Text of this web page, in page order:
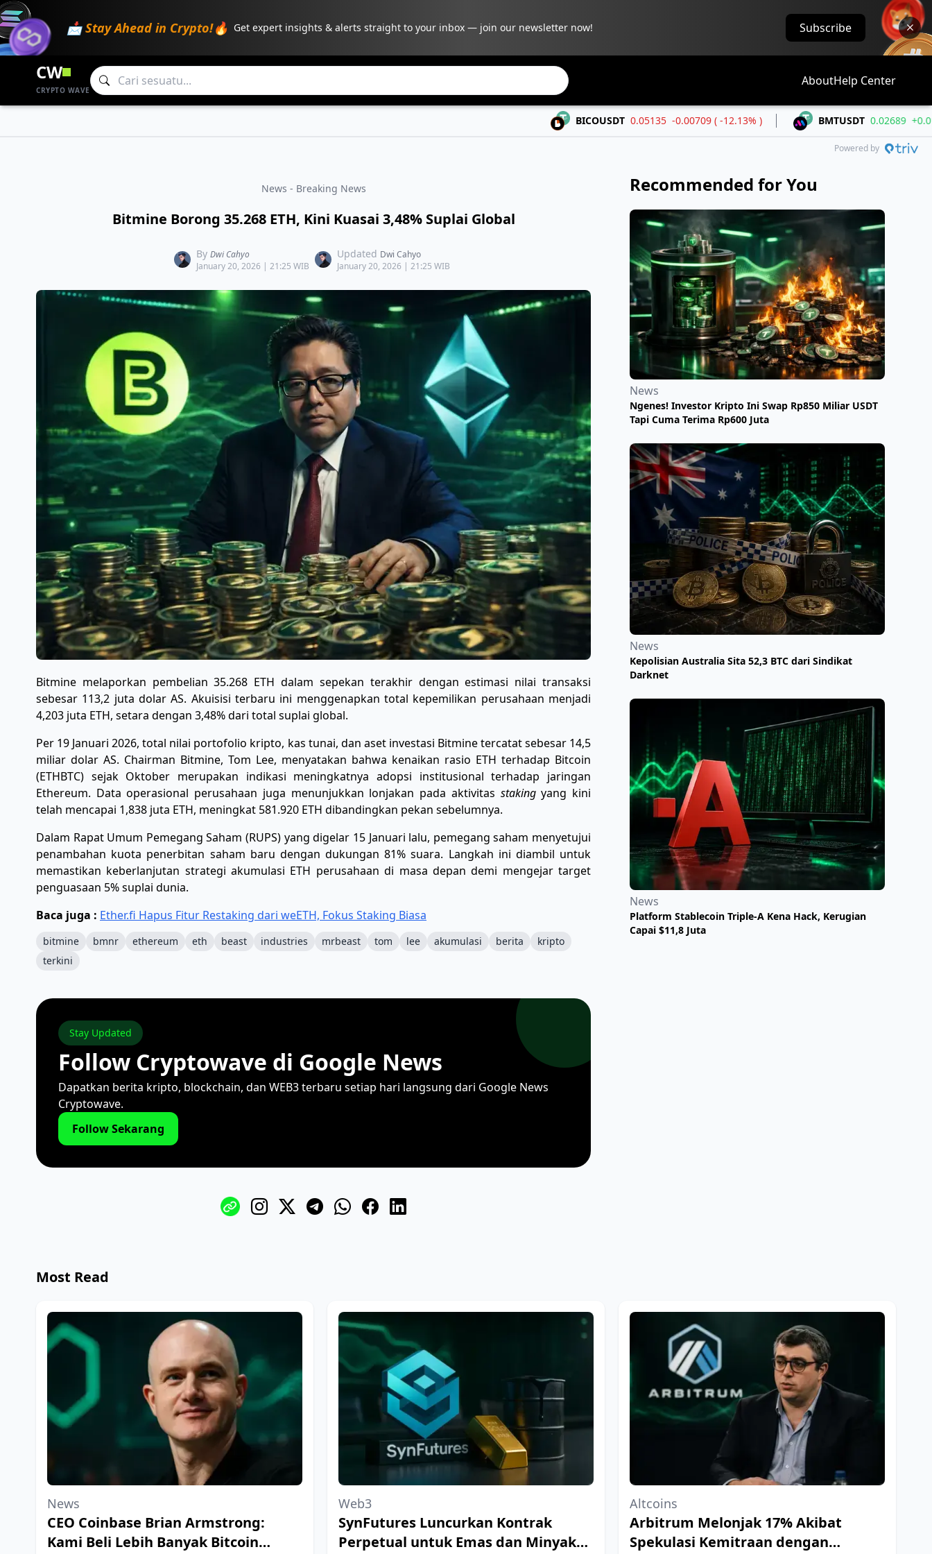
📩 Stay Ahead in Crypto!🔥 Get expert insights & alerts straight to your inbox — join our newsletter now! Subscribe
CW
CRYPTO WAVE
AboutHelp Center
BICOUSDT 0.05135 -0.00709 ( -12.13% ) BMTUSDT 0.02689 +0.01404 (
Powered by
News - Breaking News
Bitmine Borong 35.268 ETH, Kini Kuasai 3,48% Suplai Global
By Dwi Cahyo
January 20, 2026 | 21:25 WIB
Updated Dwi Cahyo
January 20, 2026 | 21:25 WIB
Bitmine melaporkan pembelian 35.268 ETH dalam sepekan terakhir dengan estimasi nilai transaksi
sebesar 113,2 juta dolar AS. Akuisisi terbaru ini menggenapkan total kepemilikan perusahaan menjadi
4,203 juta ETH, setara dengan 3,48% dari total suplai global.
​Per 19 Januari 2026, total nilai portofolio kripto, kas tunai, dan aset investasi Bitmine tercatat sebesar 14,5
miliar dolar AS. Chairman Bitmine, Tom Lee, menyatakan bahwa kenaikan rasio ETH terhadap Bitcoin
(ETHBTC) sejak Oktober merupakan indikasi meningkatnya adopsi institusional terhadap jaringan
Ethereum. Data operasional perusahaan juga menunjukkan lonjakan pada aktivitas stakingyang kini
telah mencapai 1,838 juta ETH, meningkat 581.920 ETH dibandingkan pekan sebelumnya.
​Dalam Rapat Umum Pemegang Saham (RUPS) yang digelar 15 Januari lalu, pemegang saham menyetujui
penambahan kuota penerbitan saham baru dengan dukungan 81% suara. Langkah ini diambil untuk
memastikan keberlanjutan strategi akumulasi ETH perusahaan di masa depan demi mengejar target
penguasaan 5% suplai dunia.
Baca juga : Ether.fi Hapus Fitur Restaking dari weETH, Fokus Staking Biasa
bitmine bmnr ethereum eth beast industries mrbeast tom lee akumulasi berita
kripto
terkini
Stay Updated
Follow Cryptowave di Google News
Dapatkan berita kripto, blockchain, dan WEB3 terbaru setiap hari langsung dari Google News
Cryptowave.
Follow Sekarang
Recommended for You
News
Ngenes! Investor Kripto Ini Swap Rp850 Miliar USDT
Tapi Cuma Terima Rp600 Juta
News
Kepolisian Australia Sita 52,3 BTC dari Sindikat
Darknet
News
Platform Stablecoin Triple-A Kena Hack, Kerugian
Capai $11,8 Juta
Most Read
News
CEO Coinbase Brian Armstrong:
Kami Beli Lebih Banyak Bitcoin
Web3
SynFutures Luncurkan Kontrak
Perpetual untuk Emas dan Minyak
Altcoins
Arbitrum Melonjak 17% Akibat
Spekulasi Kemitraan dengan